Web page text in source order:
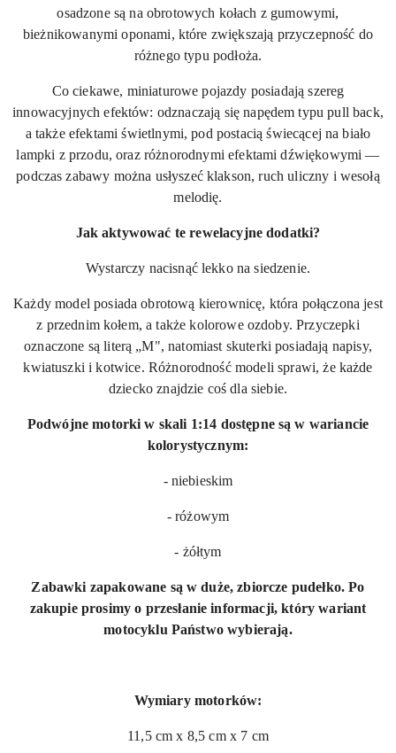
osadzone są na obrotowych kołach z gumowymi,
bieżnikowanymi oponami, które zwiększają przyczepność do
różnego typu podłoża.
Co ciekawe, miniaturowe pojazdy posiadają szereg
innowacyjnych efektów: odznaczają się napędem typu pull back,
a także efektami świetlnymi, pod postacią świecącej na biało
lampki z przodu, oraz różnorodnymi efektami dźwiękowymi —
podczas zabawy można usłyszeć klakson, ruch uliczny i wesołą
melodię.
Jak aktywować te rewelacyjne dodatki?
Wystarczy nacisnąć lekko na siedzenie.
Każdy model posiada obrotową kierownicę, która połączona jest
z przednim kołem, a także kolorowe ozdoby. Przyczepki
oznaczone są literą „M", natomiast skuterki posiadają napisy,
kwiatuszki i kotwice. Różnorodność modeli sprawi, że każde
dziecko znajdzie coś dla siebie.
Podwójne motorki w skali 1:14 dostępne są w wariancie
kolorystycznym:
- niebieskim
- różowym
- żółtym
Zabawki zapakowane są w duże, zbiorcze pudełko. Po
zakupie prosimy o przesłanie informacji, który wariant
motocyklu Państwo wybierają.
Wymiary motorków:
11,5 cm x 8,5 cm x 7 cm